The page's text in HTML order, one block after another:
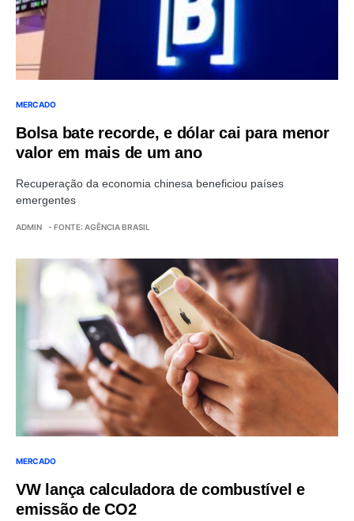
MERCADO
Bolsa bate recorde, e dólar cai para menor
valor em mais de um ano
Recuperação da economia chinesa beneficiou países
emergentes
ADMIN - FONTE: AGÊNCIA BRASIL
MERCADO
VW lança calculadora de combustível e
emissão de CO2